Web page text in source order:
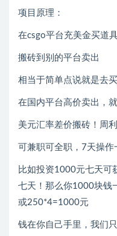
项目原理：
在csgo平台充美金买道
搬砖到别的平台卖出
相当于简单点说就是去
在国内平台高价卖出，
美元汇率差价搬砖！周
可兼职可全职，7天操作
比如投资1000元七天可
七天！那么你1000块钱
或250*4=1000元
钱在你自己手里，我们